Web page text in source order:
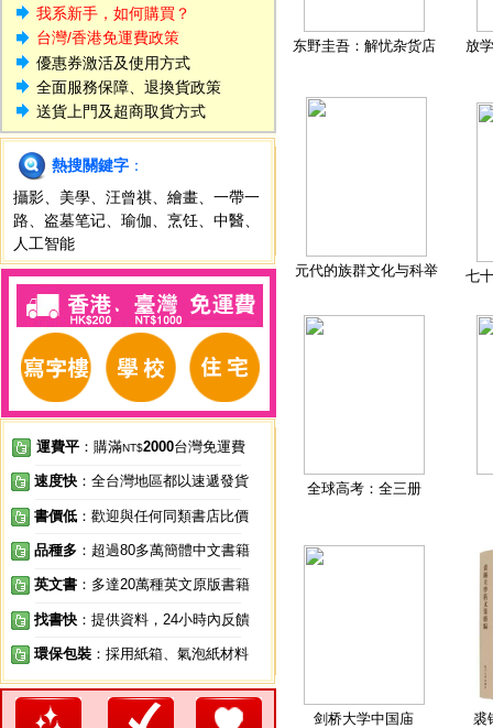
我系新手，如何購買？
台灣/香港免運費政策
優惠券激活及使用方式
全面服務保障、退換貨政策
送貨上門及超商取貨方式
熱搜關鍵字 ：
攝影
美學 汪曾祺 繪畫
一帶一
路
盗墓笔记 瑜伽 烹饪 中醫
人工智能
運費平 ：購滿NT$2000台灣免運費
速度快 ：全台灣地區都以速遞發貨
書價低 ：歡迎與任何同類書店比價
品種多 ：超過80多萬簡體中文書籍
英文書 ：多達20萬種英文原版書籍
找書快 ：提供資料，24小時內反饋
環保包裝 ：採用紙箱、氣泡紙材料
东野圭吾：解忧杂货店 放
元代的族群文化与科举 七
全球高考：全三册
剑桥大学中国庙 裘